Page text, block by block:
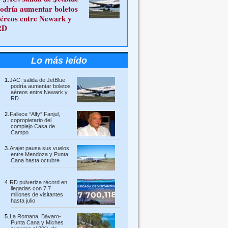
aumentar boletos
entre Newark y
Lo más leído
JAC: salida de JetBlue
podría aumentar boletos
aéreos entre Newark y
RD
Fallece “Alfy” Fanjul,
copropietario del
complejo Casa de
Campo
Arajet pausa sus vuelos
entre Mendoza y Punta
Cana hasta octubre
RD pulveriza récord en
llegadas con 7,7
millones de visitantes
hasta julio
La Romana, Bávaro-
Punta Cana y Miches